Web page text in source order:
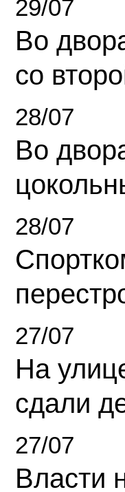
29/07
Во
со
28/07
Во
28/07
27/07
На
сдали
27/07
Власти